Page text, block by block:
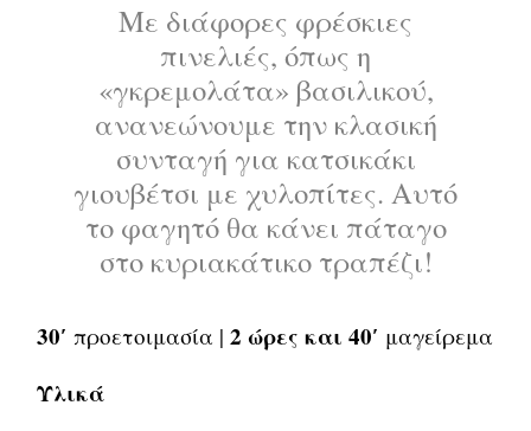
Με διάφορες φρέσκιες
πινελιές, όπως η
«γκρεμολάτα» βασιλικού,
ανανεώνουμε την κλασική
συνταγή για κατσικάκι
γιουβέτσι με χυλοπίτες. Αυτό
το φαγητό θα κάνει πάταγο
στο κυριακάτικο τραπέζι!
30′ προετοιμασία |2 ώρες και 40′ μαγείρεμα
Υλικά